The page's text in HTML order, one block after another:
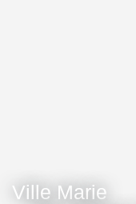
Ville Marie